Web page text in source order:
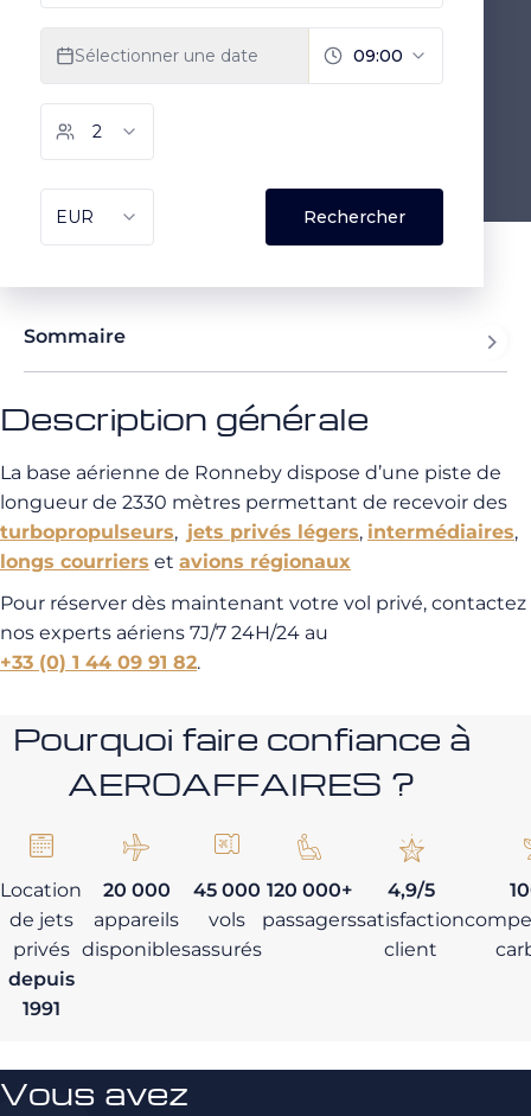
Sommaire
Description générale
La base aérienne de Ronneby dispose d’une piste de
longueur de 2330 mètres permettant de recevoir des
turbopropulseurs, jets privés légers, intermédiaires,
longs courriers et avions régionaux
Pour réserver dès maintenant votre vol privé, contactez
nos experts aériens 7J/7 24H/24 au
+33 (0) 1 44 09 91 82.
Pourquoi faire confiance à
AEROAFFAIRES ?
Location
de jets
privés
depuis
1991
20 000
appareils
disponibles
45 000
vols
assurés
120 000+
passagers
4,9/5
satisfaction
client
Vous avez